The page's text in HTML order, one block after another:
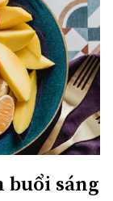
buổi sáng